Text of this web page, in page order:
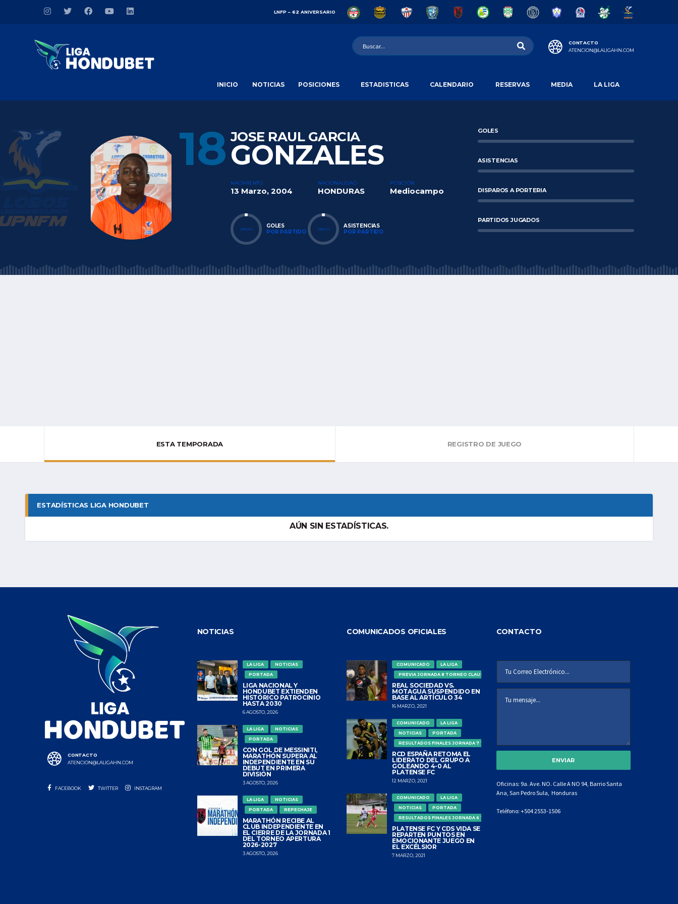
LNFP – 62 ANIVERSARIO
CONTACTO
ATENCION@LALIGAHN.COM
INICIO NOTICIAS POSICIONES ESTADISTICAS CALENDARIO RESERVAS MEDIA LA LIGA
18 JOSE RAUL GARCIA
GONZALES
NACIMIENTO
13 Marzo, 2004
NACIONALIDAD
HONDURAS
POSICIÓN
Mediocampo
PROM
GOLES
POR PARTIDO
PROM
ASISTENCIAS
POR PARTIDO
GOLES
ASISTENCIAS
DISPAROS A PORTERIA
PARTIDOS JUGADOS
ESTA TEMPORADA REGISTRO DE JUEGO
ESTADÍSTICAS LIGA HONDUBET
AÚN SIN ESTADÍSTICAS.
CONTACTO
ATENCION@LALIGAHN.COM
FACEBOOK TWITTER INSTAGRAM
NOTICIAS
LA LIGA
NOTICIAS
PORTADA
LIGA NACIONAL Y
HONDUBET EXTIENDEN
HISTÓRICO PATROCINIO
HASTA 2030
6 AGOSTO, 2026
LA LIGA
NOTICIAS
PORTADA
CON GOL DE MESSINITI,
MARATHÓN SUPERA AL
INDEPENDIENTE EN SU
DEBUT EN PRIMERA
DIVISIÓN
3 AGOSTO, 2026
LA LIGA
NOTICIAS
PORTADA
REPECHAJE
MARATHÓN RECIBE AL
CLUB INDEPENDIENTE EN
EL CIERRE DE LA JORNADA 1
DEL TORNEO APERTURA
2026-2027
3 AGOSTO, 2026
COMUNICADOS OFICIALES
COMUNICADO
LA LIGA
PREVIA JORNADA 8 TORNEO CLAUSURA
REAL SOCIEDAD VS.
MOTAGUA SUSPENDIDO EN
BASE AL ARTÍCULO 34
16 MARZO, 2021
COMUNICADO
LA LIGA
NOTICIAS
PORTADA
RESULTADOS FINALES JORNADA 7 TORNEO CLAUSURA
RCD ESPAÑA RETOMA EL
LIDERATO DEL GRUPO A
GOLEANDO 4-0 AL
PLATENSE FC
12 MARZO, 2021
COMUNICADO
LA LIGA
NOTICIAS
PORTADA
RESULTADOS FINALES JORNADA 6 TORNEO CLAUSURA
PLATENSE FC Y CDS VIDA SE
REPARTEN PUNTOS EN
EMOCIONANTE JUEGO EN
EL EXCÉLSIOR
7 MARZO, 2021
CONTACTO
Oficinas: 9a. Ave. NO. Calle A NO 94, Barrio Santa
Ana, San Pedro Sula, Honduras
Teléfono: +504 2553-1506